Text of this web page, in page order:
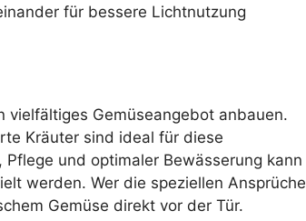
für bessere Lichtnutzung
Gemüseangebot anbauen.
Kräuter sind ideal für diese
und optimaler Bewässerung kann
werden. Wer die speziellen Ansprüche
Gemüse direkt vor der Tür.